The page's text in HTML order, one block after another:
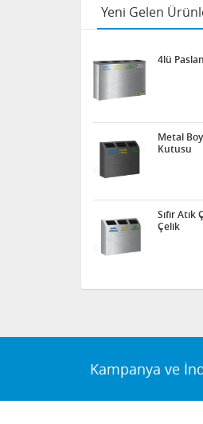
Yeni Gelen
4lü
Metal
Kutusu
Sıfır
Çelik
Kampanya ve